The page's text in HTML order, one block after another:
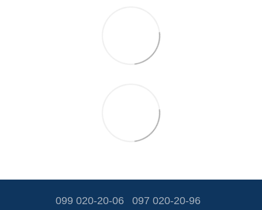
099 020-20-06 097 020-20-96